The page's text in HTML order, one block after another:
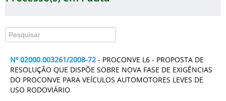
Nº 02000.003261/2008-72 - PROCONVE L6 - PROPOSTA DE
RESOLUÇÃO QUE DISPÕE SOBRE NOVA FASE DE EXIGÊNCIAS
DO PROCONVE PARA VEÍCULOS AUTOMOTORES LEVES DE
USO RODOVIÁRIO